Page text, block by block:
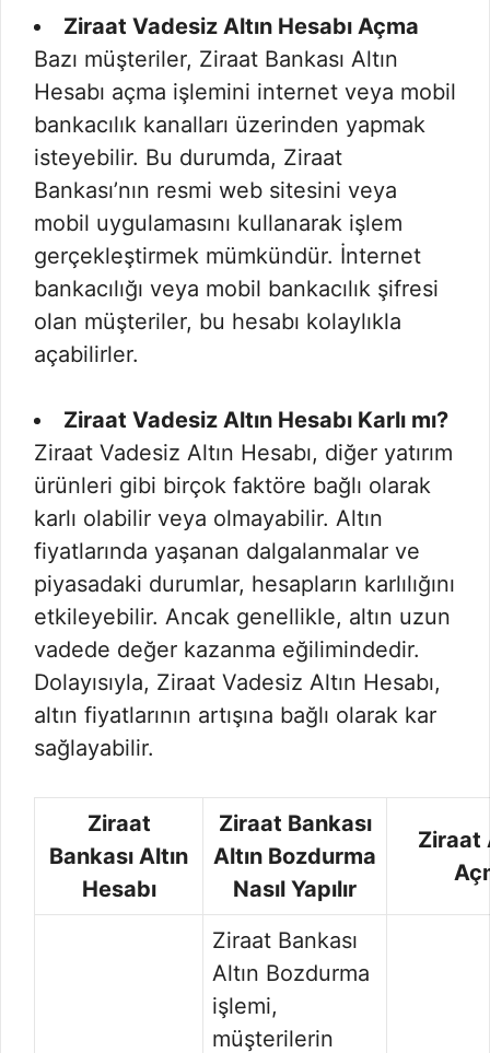
Ziraat Vadesiz Altın Hesabı Açma
Bazı müşteriler, Ziraat Bankası Altın
Hesabı açma işlemini internet veya mobil
bankacılık kanalları üzerinden yapmak
isteyebilir. Bu durumda, Ziraat
Bankası’nın resmi web sitesini veya
mobil uygulamasını kullanarak işlem
gerçekleştirmek mümkündür. İnternet
bankacılığı veya mobil bankacılık şifresi
olan müşteriler, bu hesabı kolaylıkla
açabilirler.
Ziraat Vadesiz Altın Hesabı Karlı mı?
Ziraat Vadesiz Altın Hesabı, diğer yatırım
ürünleri gibi birçok faktöre bağlı olarak
karlı olabilir veya olmayabilir. Altın
fiyatlarında yaşanan dalgalanmalar ve
piyasadaki durumlar, hesapların karlılığını
etkileyebilir. Ancak genellikle, altın uzun
vadede değer kazanma eğilimindedir.
Dolayısıyla, Ziraat Vadesiz Altın Hesabı,
altın fiyatlarının artışına bağlı olarak kar
sağlayabilir.
Ziraat
Bankası Altın
Hesabı
Ziraat Bankası
Altın Bozdurma
Nasıl Yapılır
Ziraat
Ziraat Bankası
Altın Bozdurma
işlemi,
müşterilerin